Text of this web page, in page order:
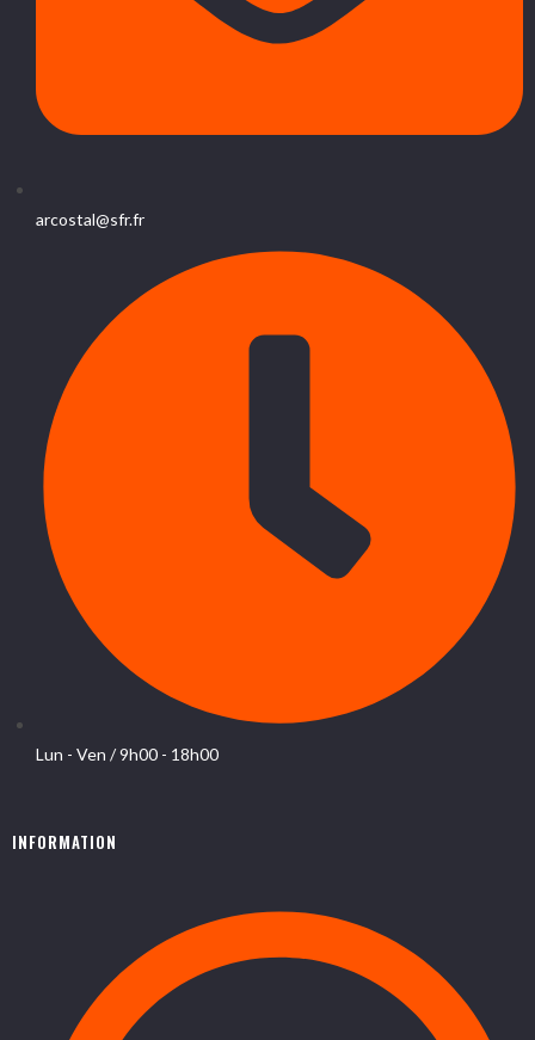
arcostal@sfr.fr
Lun - Ven / 9h00 - 18h00
INFORMATION